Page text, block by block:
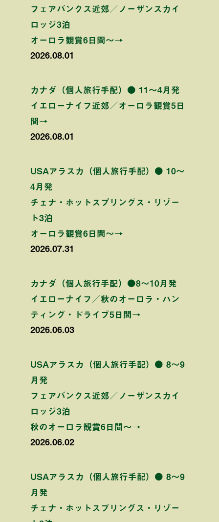
フェアバンクス近郊／ノーザンスカイ
ロッジ3泊
オーロラ観賞6日間〜→
2026.08.01
カナダ（個人旅行手配）● 11〜4月発
イエローナイフ近郊／オーロラ観賞5日
間→
2026.08.01
USAアラスカ（個人旅行手配）● 10〜
4月発
チェナ・ホットスプリングス・リゾー
ト3泊
オーロラ観賞6日間〜→
2026.07.31
カナダ（個人旅行手配）●8〜10月発
イエローナイフ／秋のオーロラ・ハン
ティング・ドライブ5日間→
2026.06.03
USAアラスカ（個人旅行手配）● 8〜9
月発
フェアバンクス近郊／ノーザンスカイ
ロッジ3泊
秋のオーロラ観賞6日間〜→
2026.06.02
USAアラスカ（個人旅行手配）● 8〜9
月発
チェナ・ホットスプリングス・リゾー